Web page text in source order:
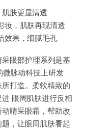
肤更显清透
妆，肌肤再现清透
效果，细腻毛孔
眼部护理系列是基
微脉动科技上研发
打造。柔软精致的
眼周肌肤进行反相
睛采眼霜，帮助改
，让眼周肌肤看起